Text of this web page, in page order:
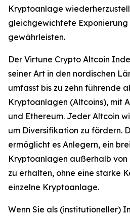
Kryptoanlage
gleichgewichtete
gewährleisten.
Der Virtune Crypto Altcoin
seiner Art in den nordischen
umfasst bis zu zehn führende
Kryptoanlagen (Altcoins), mit
und Ethereum. Jeder Altcoin
um Diversifikation zu fördern.
ermöglicht es Anlegern, ein
Kryptoanlagen außerhalb von
zu erhalten, ohne eine starke
einzelne Kryptoanlage.
Wenn Sie als (institutioneller)